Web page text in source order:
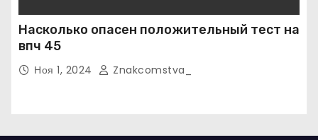
Насколько опасен положительный тест на
впч 45
Ноя 1, 2024 Znakcomstva_